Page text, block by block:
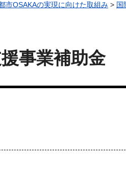
市OSAKAの実現に向けた取組み > 国
事業補助金